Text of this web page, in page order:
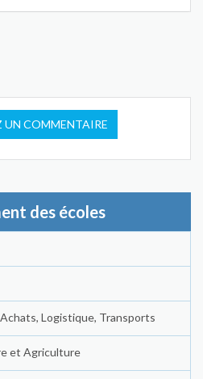
UN COMMENTAIRE
des écoles
Logistique, Transports
et Agriculture